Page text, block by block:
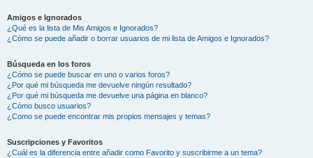
Amigos e Ignorados
¿Qué es la lista de Mis Amigos e Ignorados?
¿Cómo se puede añadir o borrar usuarios de mi lista de Amigos e Ignorados?
Búsqueda en los foros
¿Cómo se puede buscar en uno o varios foros?
¿Por qué mi búsqueda me devuelve ningún resultado?
¿Por qué mi búsqueda me devuelve una página en blanco?
¿Cómo busco usuarios?
¿Como se puede encontrar mis propios mensajes y temas?
Suscripciones y Favoritos
¿Cuál es la diferencia entre añadir como Favorito y suscribirme a un tema?